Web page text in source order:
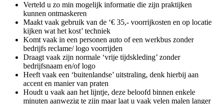
Verteld u zo min mogelijk informatie die zijn praktijken
kunnen ontmaskeren
Maakt vaak gebruik van de ‘€ 35,- voorrijkosten en op locatie
kijken wat het kost’ techniek
Komt vaak in een personen auto of een werkbus zonder
bedrijfs reclame/ logo voorrijden
Draagt vaak zijn normale ‘vrije tijdskleding’ zonder
bedrijfsnaam en/of logo
Heeft vaak een ‘buitenlandse’ uitstraling, denk hierbij aan
accent en manier van praten
Houdt u vaak aan het lijntje, deze beloofd binnen enkele
minuten aanwezig te zijn maar laat u vaak velen malen langer